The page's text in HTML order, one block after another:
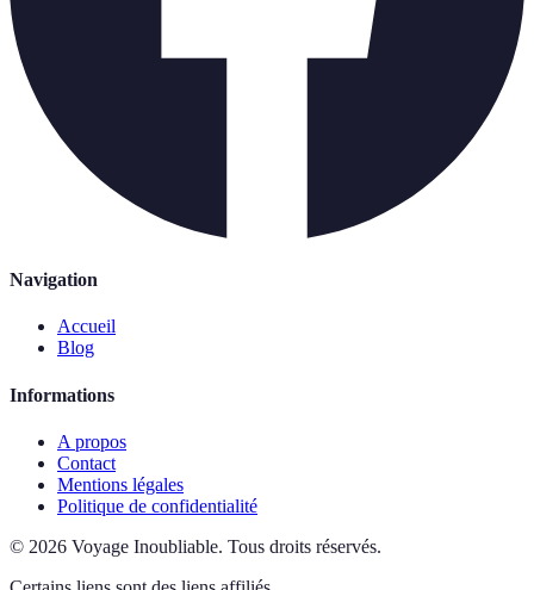
Navigation
Accueil
Blog
Informations
A propos
Contact
Mentions légales
Politique de confidentialité
© 2026 Voyage Inoubliable. Tous droits réservés.